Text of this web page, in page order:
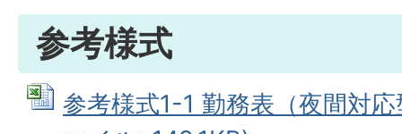
参考様式
参考様式1-1 勤務表（夜間対